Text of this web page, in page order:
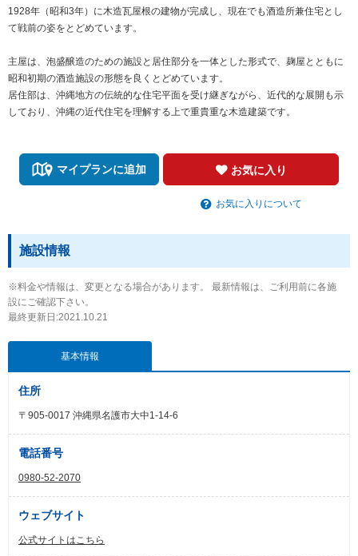
1928年（昭和3年）に木造瓦屋根の建物が完成し、現在でも酒造所兼住宅とし
て戦前の姿をとどめています。
主屋は、泡盛醸造のための施設と居住部分を一体とした形式で、麹屋とともに
昭和初期の酒造施設の形態を良くとどめています。
居住部は、沖縄地方の伝統的な住宅平面を受け継ぎながら、近代的な展開も示
しており、沖縄の近代住宅を理解する上で重貴重な木造建築です。
マイプランに追加 お気に入り
お気に入りについて
施設情報
※料金や情報は、変更となる場合があります。 最新情報は、ご利用前に各施
設にご確認下さい。
最終更新日:2021.10.21
基本情報
住所
〒905-0017 沖縄県名護市大中1-14-6
電話番号
0980-52-2070
ウェブサイト
公式サイトはこちら